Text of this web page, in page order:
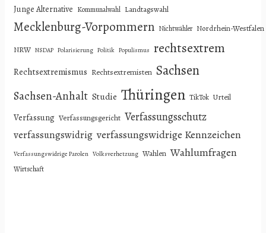
Junge Alternative Kommunalwahl Landtagswahl
Mecklenburg-Vorpommern Nichtwähler Nordrhein-Westfalen
NRW NSDAP Polarisierung Politik Populismus rechtsextrem
Rechtsextremismus Rechtsextremisten Sachsen
Sachsen-Anhalt Studie Thüringen TikTok Urteil
Verfassung Verfassungsgericht Verfassungsschutz
verfassungswidrig verfassungswidrige Kennzeichen
Verfassungswidrige Parolen Volksverhetzung Wahlen Wahlumfragen
Wirtschaft